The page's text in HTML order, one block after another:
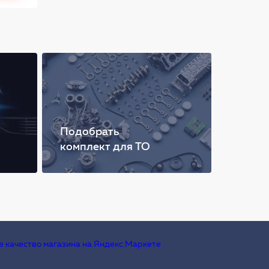
Подобрать
комплект для ТО